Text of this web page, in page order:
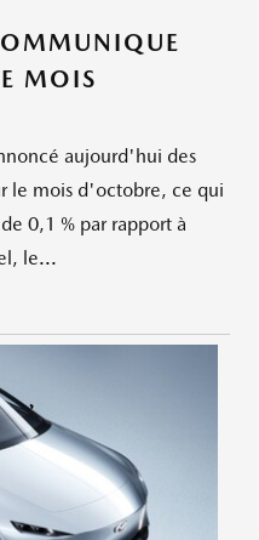
MOIS
aujourd'hui des
le mois d'octobre, ce qui
0,1 % par rapport à
le...